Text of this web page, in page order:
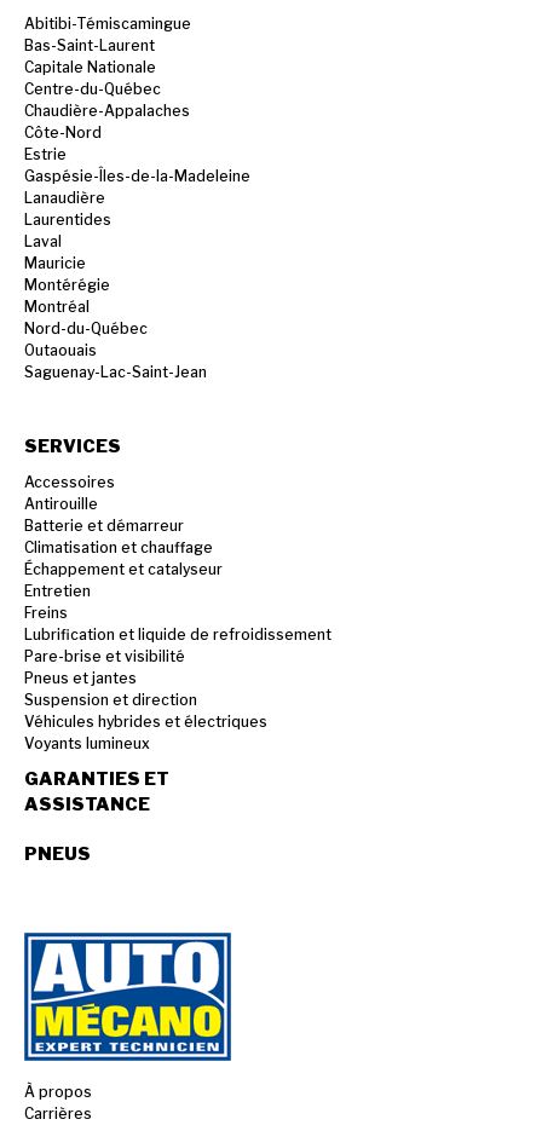
Abitibi-Témiscamingue
Bas-Saint-Laurent
Capitale Nationale
Centre-du-Québec
Chaudière-Appalaches
Côte-Nord
Estrie
Gaspésie-Îles-de-la-Madeleine
Lanaudière
Laurentides
Laval
Mauricie
Montérégie
Montréal
Nord-du-Québec
Outaouais
Saguenay-Lac-Saint-Jean
SERVICES
Accessoires
Antirouille
Batterie et démarreur
Climatisation et chauffage
Échappement et catalyseur
Entretien
Freins
Lubrification et liquide de refroidissement
Pare-brise et visibilité
Pneus et jantes
Suspension et direction
Véhicules hybrides et électriques
Voyants lumineux
GARANTIES ET
ASSISTANCE
PNEUS
À propos
Carrières